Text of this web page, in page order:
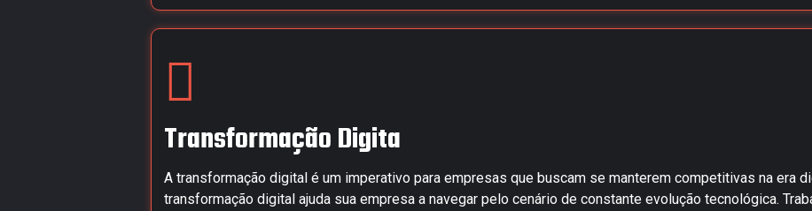
Transformação Digita
A transformação digital é um imperativo para empresas que buscam se manterem competitivas na era
transformação digital ajuda sua empresa a navegar pelo cenário de constante evolução tecnológica.